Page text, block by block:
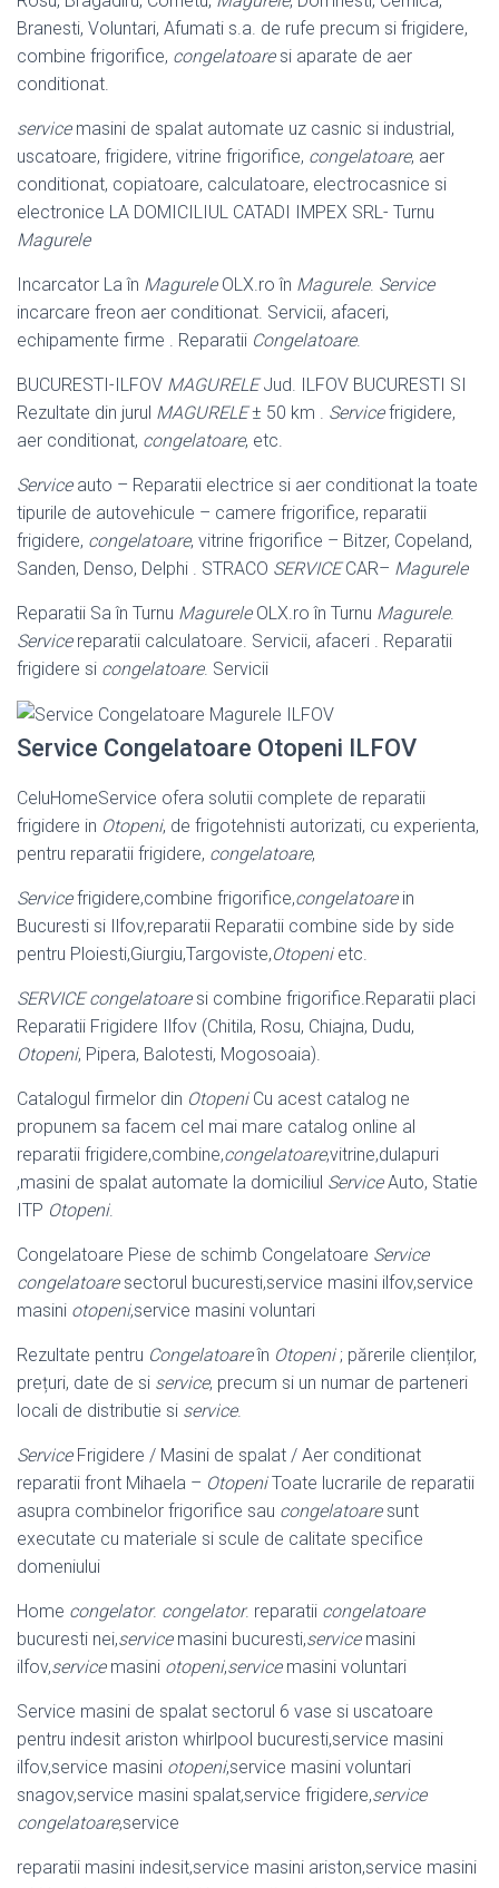
Branesti, Voluntari, Afumati s.a. de rufe precum si frigidere,
combine frigorifice, congelatoaresi aparate de aer
conditionat.
servicemasini de spalat automate uz casnic si industrial,
uscatoare, frigidere, vitrine frigorifice, congelatoare, aer
conditionat, copiatoare, calculatoare, electrocasnice si
electronice LA DOMICILIUL CATADI IMPEX SRL- Turnu
Magurele
Incarcator La în MagureleOLX.ro în Magurele. Service
incarcare freon aer conditionat. Servicii, afaceri,
echipamente firme . Reparatii Congelatoare.
BUCURESTI-ILFOV MAGURELEJud. ILFOV BUCURESTI SI
Rezultate din jurul MAGURELE± 50 km . Servicefrigidere,
aer conditionat, congelatoare, etc.
Serviceauto – Reparatii electrice si aer conditionat la toate
tipurile de autovehicule – camere frigorifice, reparatii
frigidere, congelatoare, vitrine frigorifice – Bitzer, Copeland,
Sanden, Denso, Delphi . STRACO SERVICECAR– Magurele
Reparatii Sa în Turnu MagureleOLX.ro în Turnu Magurele.
Servicereparatii calculatoare. Servicii, afaceri . Reparatii
frigidere si congelatoare. Servicii
Service Congelatoare Otopeni ILFOV
CeluHomeService ofera solutii complete de reparatii
frigidere in Otopeni, de frigotehnisti autorizati, cu experienta,
pentru reparatii frigidere, congelatoare,
Servicefrigidere,combine frigorifice,congelatoarein
Bucuresti si Ilfov,reparatii Reparatii combine side by side
pentru Ploiesti,Giurgiu,Targoviste,Otopenietc.
SERVICE congelatoaresi combine frigorifice.Reparatii placi
Reparatii Frigidere Ilfov (Chitila, Rosu, Chiajna, Dudu,
Otopeni, Pipera, Balotesti, Mogosoaia).
Catalogul firmelor din OtopeniCu acest catalog ne
propunem sa facem cel mai mare catalog online al
reparatii frigidere,combine,congelatoare,vitrine,dulapuri
,masini de spalat automate la domiciliul ServiceAuto, Statie
ITP Otopeni.
Congelatoare Piese de schimb Congelatoare Service
congelatoaresectorul bucuresti,service masini ilfov,service
masini otopeni,service masini voluntari
Rezultate pentru Congelatoareîn Otopeni; părerile clienților,
prețuri, date de si service, precum si un numar de parteneri
locali de distributie si service.
ServiceFrigidere / Masini de spalat / Aer conditionat
reparatii front Mihaela – OtopeniToate lucrarile de reparatii
asupra combinelor frigorifice sau congelatoaresunt
executate cu materiale si scule de calitate specifice
domeniului
Home congelator. congelator. reparatii congelatoare
bucuresti nei,servicemasini bucuresti,servicemasini
ilfov,servicemasini otopeni,servicemasini voluntari
Service masini de spalat sectorul 6 vase si uscatoare
pentru indesit ariston whirlpool bucuresti,service masini
ilfov,service masini otopeni,service masini voluntari
snagov,service masini spalat,service frigidere,service
congelatoare,service
reparatii masini indesit,service masini ariston,service masini